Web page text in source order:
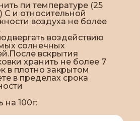
пи температуре (25
С и относительной
воздуха не более
воздействию
солнечных
вскрытия
хранить не более 7
в плотно закрытом
в пределах срока
на 100г: